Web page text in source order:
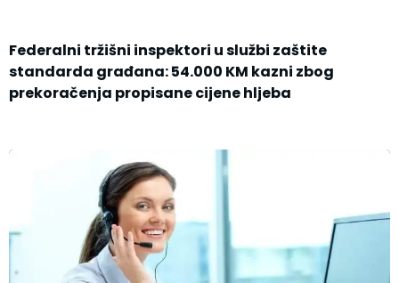
Federalni tržišni inspektori u službi zaštite
standarda građana: 54.000 KM kazni zbog
prekoračenja propisane cijene hljeba